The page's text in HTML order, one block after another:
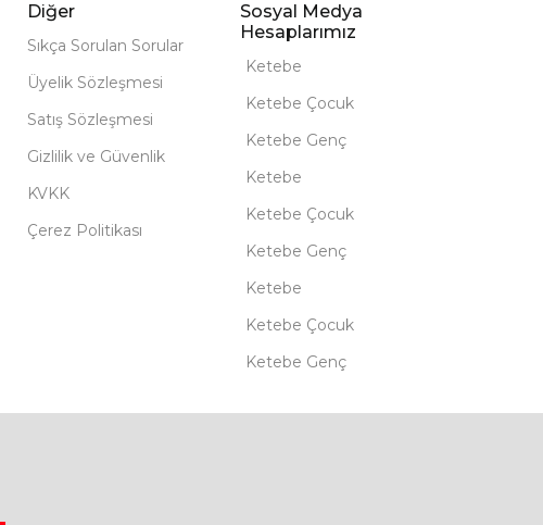
Diğer
Sıkça Sorulan Sorular
Üyelik Sözleşmesi
Satış Sözleşmesi
Gizlilik ve Güvenlik
KVKK
Çerez Politikası
Sosyal Medya
Hesaplarımız
Ketebe
Ketebe Çocuk
Ketebe Genç
Ketebe
Ketebe Çocuk
Ketebe Genç
Ketebe
Ketebe Çocuk
Ketebe Genç